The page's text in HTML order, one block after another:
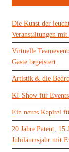
Die Kunst der
Veranstaltungen mit
Virtuelle
Gäste begeistert
Artistik & die
KI-Show für
Ein neues Kapitel
20 Jahre Patent,
Jubiläumsjahr mit